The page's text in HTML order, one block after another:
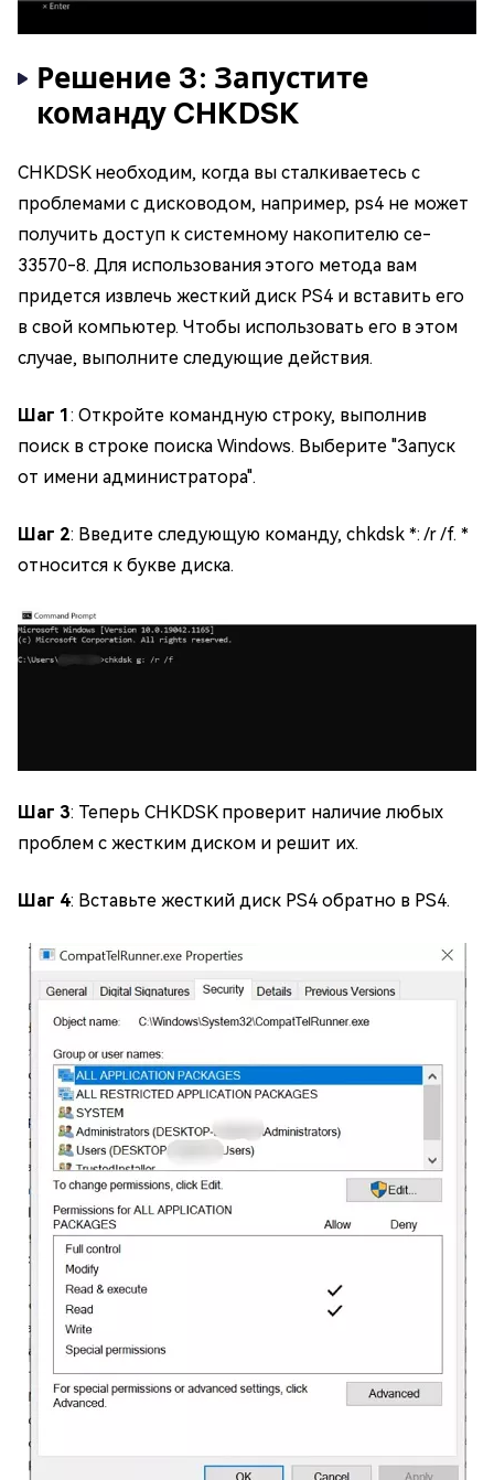
Решение 3: Запустите
команду CHKDSK
CHKDSK необходим, когда вы сталкиваетесь с
проблемами с дисководом, например, ps4 не может
получить доступ к системному накопителю ce-
33570-8. Для использования этого метода вам
придется извлечь жесткий диск PS4 и вставить его
в свой компьютер. Чтобы использовать его в этом
случае, выполните следующие действия.
Шаг 1 : Откройте командную строку, выполнив
поиск в строке поиска Windows. Выберите "Запуск
от имени администратора".
Шаг 2: Введите следующую команду, chkdsk *: /r /f. *
относится к букве диска.
Шаг 3: Теперь CHKDSK проверит наличие любых
проблем с жестким диском и решит их.
Шаг 4: Вставьте жесткий диск PS4 обратно в PS4.